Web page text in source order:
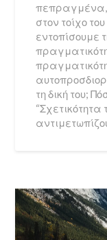
πεπραγμένα,
στον τοίχο
εντοπίσουμε
τη δική του;
“Σχετικότητα